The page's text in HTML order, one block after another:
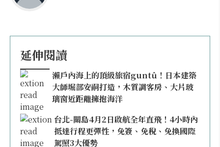
延伸閱讀
瀨戶內海上的頂級旅宿guntû！日本建築
大師堀部安嗣打造，木質調客房、大片玻
璃窗近距離擁抱海洋
台北-關島4月2日啟航全年直飛！4小時內
抵達行程更彈性，免簽、免稅、免換國際
駕照3大優勢